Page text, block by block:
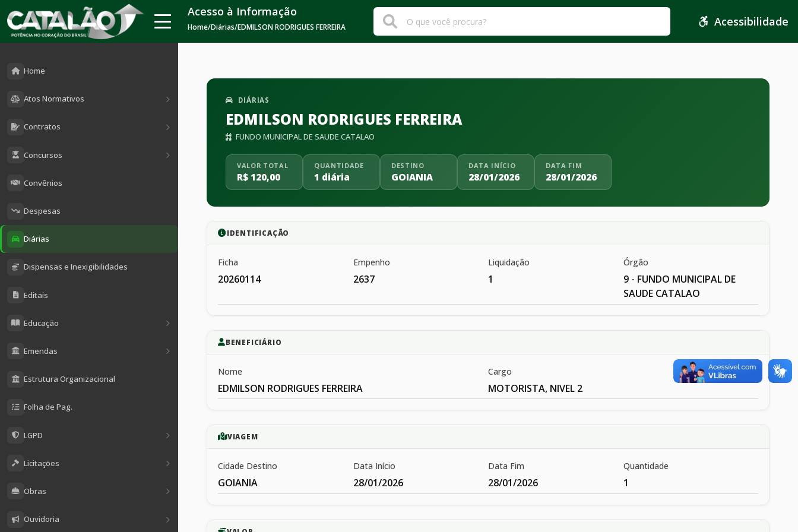
Home
Atos Normativos
Contratos
Concursos
Convênios
Despesas
Diárias
Dispensas e Inexigibilidades
Editais
Educação
Emendas
Estrutura Organizacional
Folha de Pag.
LGPD
Licitações
Obras
Ouvidoria
Acesso à Informação
Home/Diárias/EDMILSON RODRIGUES FERREIRA Acessibilidade
DIÁRIAS
EDMILSON RODRIGUES FERREIRA
FUNDO MUNICIPAL DE SAUDE CATALAO
VALOR TOTAL
R$ 120,00
QUANTIDADE
1 diária
DESTINO
GOIANIA
DATA INÍCIO
28/01/2026
DATA FIM
28/01/2026
IDENTIFICAÇÃO
Ficha
20260114
Empenho
2637
Liquidação
1
Órgão
9 - FUNDO MUNICIPAL DE
SAUDE CATALAO
BENEFICIÁRIO
Nome
EDMILSON RODRIGUES FERREIRA
Cargo
MOTORISTA, NIVEL 2
VIAGEM
Cidade Destino
GOIANIA
Data Início
28/01/2026
Data Fim
28/01/2026
Quantidade
1